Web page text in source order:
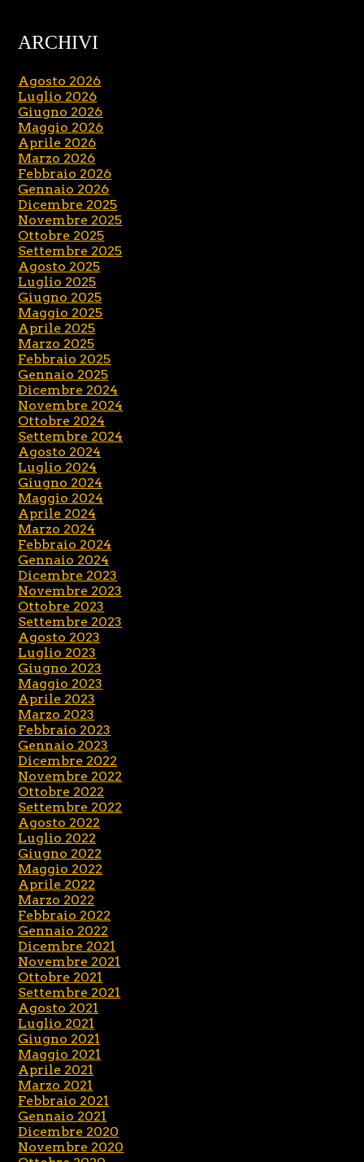
ARCHIVI
Agosto 2026
Luglio 2026
Giugno 2026
Maggio 2026
Aprile 2026
Marzo 2026
Febbraio 2026
Gennaio 2026
Dicembre 2025
Novembre 2025
Ottobre 2025
Settembre 2025
Agosto 2025
Luglio 2025
Giugno 2025
Maggio 2025
Aprile 2025
Marzo 2025
Febbraio 2025
Gennaio 2025
Dicembre 2024
Novembre 2024
Ottobre 2024
Settembre 2024
Agosto 2024
Luglio 2024
Giugno 2024
Maggio 2024
Aprile 2024
Marzo 2024
Febbraio 2024
Gennaio 2024
Dicembre 2023
Novembre 2023
Ottobre 2023
Settembre 2023
Agosto 2023
Luglio 2023
Giugno 2023
Maggio 2023
Aprile 2023
Marzo 2023
Febbraio 2023
Gennaio 2023
Dicembre 2022
Novembre 2022
Ottobre 2022
Settembre 2022
Agosto 2022
Luglio 2022
Giugno 2022
Maggio 2022
Aprile 2022
Marzo 2022
Febbraio 2022
Gennaio 2022
Dicembre 2021
Novembre 2021
Ottobre 2021
Settembre 2021
Agosto 2021
Luglio 2021
Giugno 2021
Maggio 2021
Aprile 2021
Marzo 2021
Febbraio 2021
Gennaio 2021
Dicembre 2020
Novembre 2020